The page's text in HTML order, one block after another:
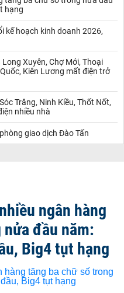
hạng
kế hoạch kinh doanh 2026,
Xuyên, Chợ Mới, Thoại
Kiên Lương mất điện trở
Trăng, Ninh Kiều, Thốt Nốt,
nhiều nhà
giao dịch Đào Tấn
ngân hàng
đầu năm:
Big4 tụt hạng